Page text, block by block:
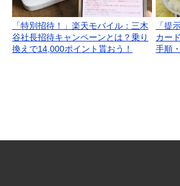
「特別招待！」楽天モバイル：三木
谷社長招待キャンペーンとは？乗り
換えで14,000ポイント貰おう！
「提
カー
手順